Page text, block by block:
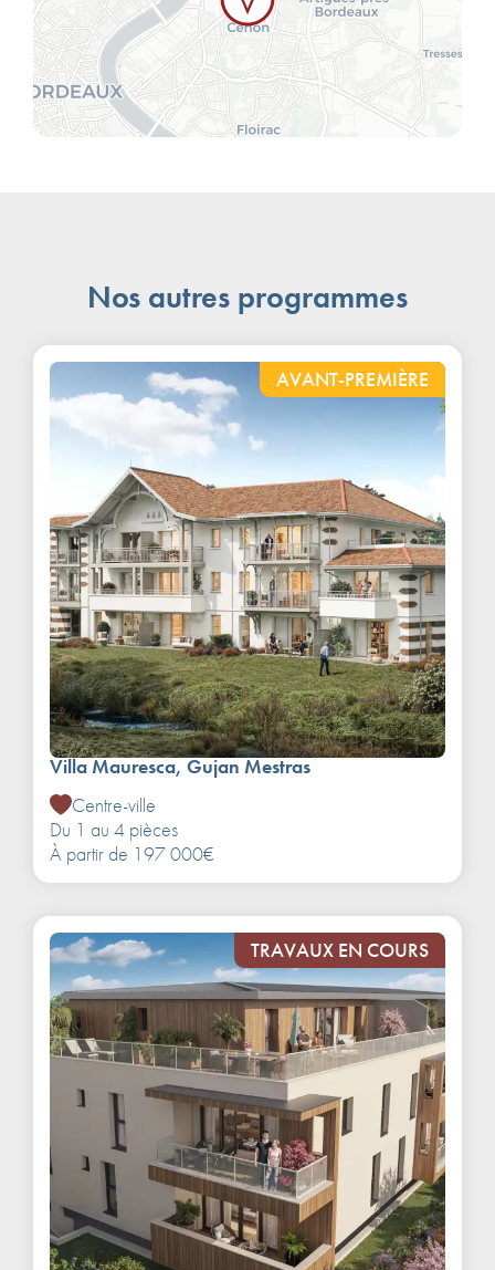
Nos autres programmes
AVANT-PREMIÈRE
Villa Mauresca, Gujan Mestras
Centre-ville
Du 1 au 4 pièces
À partir de 197 000€
TRAVAUX EN COURS